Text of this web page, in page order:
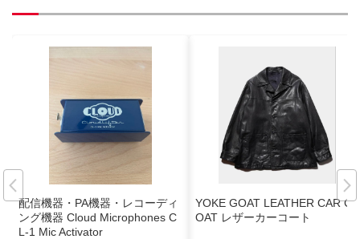
配信機器・PA機器・レコーディ
ング機器 Cloud Microphones C
L-1 Mic Activator
YOKE GOAT LEATHER CAR C
OAT レザーカーコート